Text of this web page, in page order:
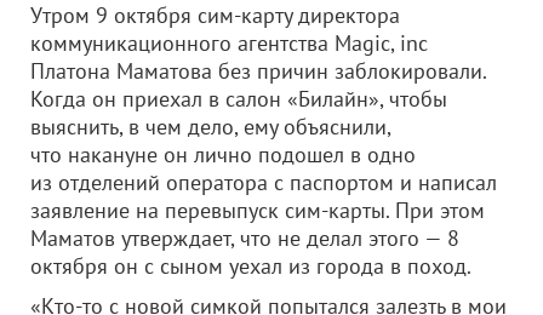
Утром 9 октября сим-карту директора
коммуникационного агентства Magic, inc
Платона Маматова без причин заблокировали.
Когда он приехал в салон «Билайн», чтобы
выяснить, в чем дело, ему объяснили,
что накануне он лично подошел в одно
из отделений оператора с паспортом и написал
заявление на перевыпуск сим-карты. При этом
Маматов утверждает, что не делал этого — 8
октября он с сыном уехал из города в поход.
«Кто-то с новой симкой попытался залезть в мои